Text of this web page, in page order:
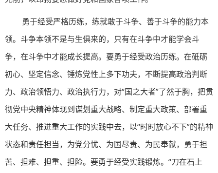
勇于经受严格历练，练就敢于斗争、善于斗争的能力本
领。斗争本领不是与生俱来的，只有在斗争中才能学会斗
争，在斗争中才能成长提高。要勇于经受政治历练。在砥砺
初心、坚定信念、锤炼党性上多下功夫，不断提高政治判断
力、政治领悟力、政治执行力，对“国之大者”了然于胸，把贯
彻党中央精神体现到谋划重大战略、制定重大政策、部署重
大任务、推进重大工作的实践中去，以“时时放心不下”的精神
状态和责任担当，为党分忧、为国尽责、为民奉献，勇于担
苦、担难、担重、担险。要勇于经受实践锻炼。“刀在石上